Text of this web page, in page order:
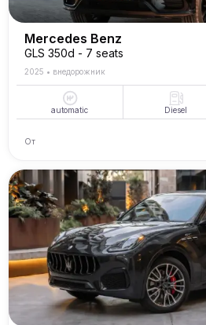
Mercedes Benz
GLS 350d - 7 seats
2025 • внедорожник
automatic Diesel
От